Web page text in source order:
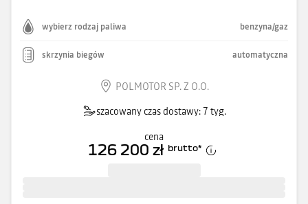
wybierz rodzaj paliwa benzyna/gaz
skrzynia biegów automatyczna
POLMOTOR SP. Z O.O.
szacowany czas dostawy: 7 tyg.
cena
126 200 zł brutto*